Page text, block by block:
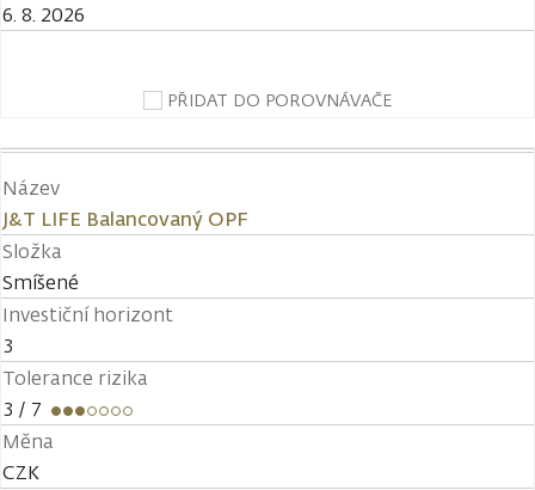
6. 8. 2026
PŘIDAT DO POROVNÁVAČE
Název
J&T LIFE Balancovaný OPF
Složka
Smíšené
Investiční horizont
3
Tolerance rizika
3 / 7
Měna
CZK